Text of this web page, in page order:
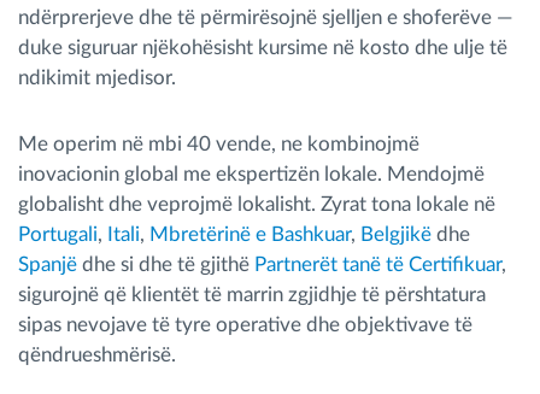
ndërprerjeve dhe të përmirësojnë sjelljen e shoferëve —
duke siguruar njëkohësisht kursime në kosto dhe ulje të
ndikimit mjedisor.
Me operim në mbi 40 vende, ne kombinojmë
inovacionin global me ekspertizën lokale. Mendojmë
globalisht dhe veprojmë lokalisht. Zyrat tona lokale në
Portugali, Itali, Mbretërinë e Bashkuar, Belgjikë dhe
Spanjë dhe si dhe të gjithë Partnerët tanë të Certifikuar,
sigurojnë që klientët të marrin zgjidhje të përshtatura
sipas nevojave të tyre operative dhe objektivave të
qëndrueshmërisë.